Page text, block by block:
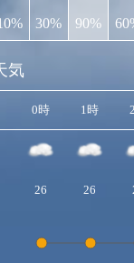
30% 90%
気
0時 1時
26 26